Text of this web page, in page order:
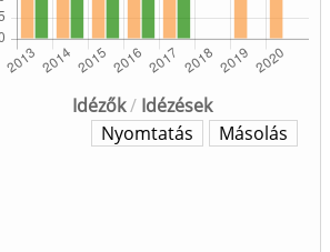
Idézők/ Idézések
Másolás
Nyomtatás